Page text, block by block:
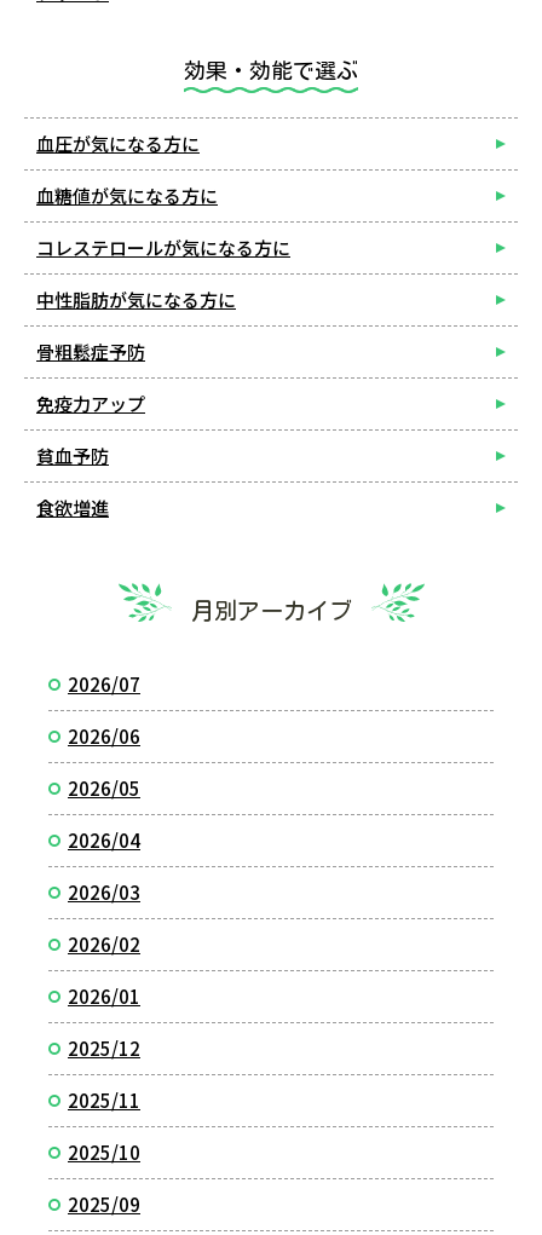
効果・効能で選ぶ
血圧が気になる方に
血糖値が気になる方に
コレステロールが気になる方に
中性脂肪が気になる方に
骨粗鬆症予防
免疫力アップ
貧血予防
食欲増進
月別アーカイブ
2026/07
2026/06
2026/05
2026/04
2026/03
2026/02
2026/01
2025/12
2025/11
2025/10
2025/09